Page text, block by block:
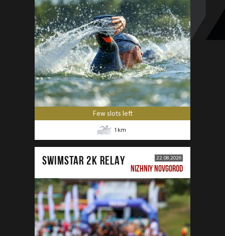
Few slots left
1 km
SWIMSTAR 2K RELAY 22.08.2026
NIZHNIY NOVGOROD